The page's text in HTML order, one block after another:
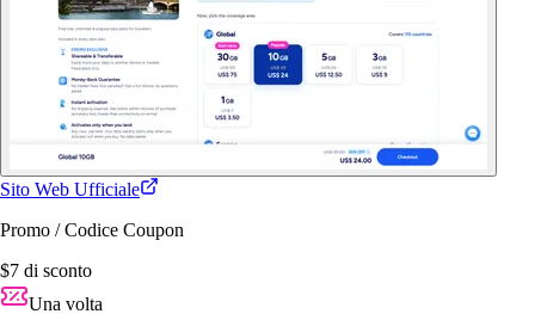
Sito Web Ufficiale
Promo / Codice Coupon
$7 di sconto
Una volta